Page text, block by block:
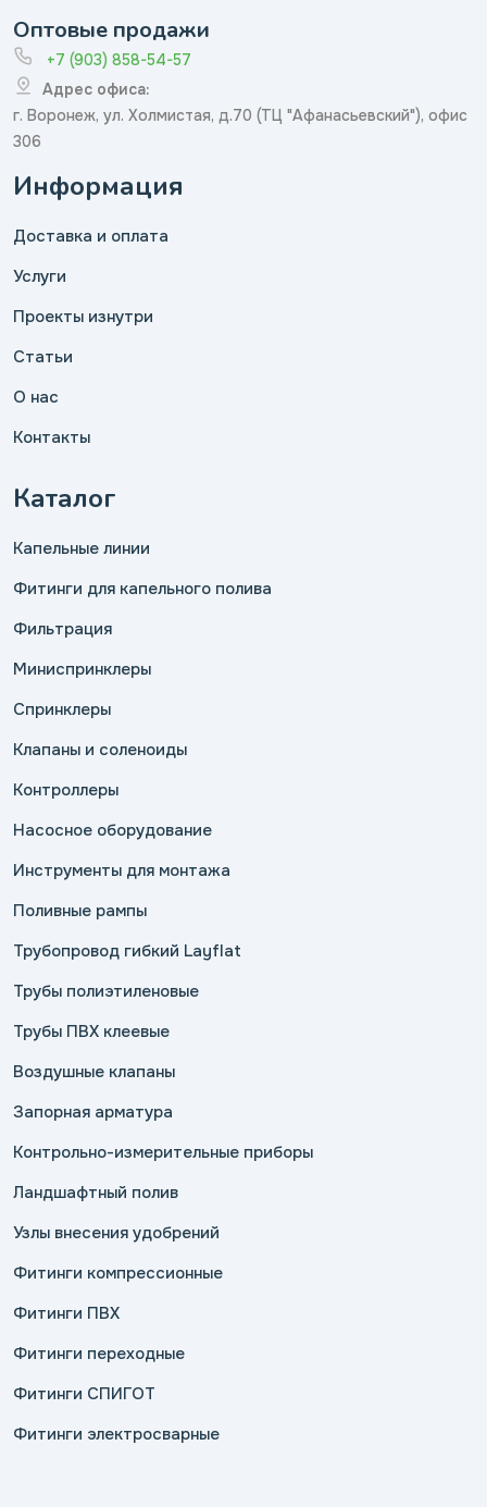
Оптовые продажи
+7 (903) 858-54-57
Адрес офиса:
г. Воронеж, ул. Холмистая, д.70 (ТЦ "Афанасьевский"), офис
306
Информация
Доставка и оплата
Услуги
Проекты изнутри
Статьи
О нас
Контакты
Каталог
Капельные линии
Фитинги для капельного полива
Фильтрация
Миниспринклеры
Спринклеры
Клапаны и соленоиды
Контроллеры
Насосное оборудование
Инструменты для монтажа
Поливные рампы
Трубопровод гибкий Layflat
Трубы полиэтиленовые
Трубы ПВХ клеевые
Воздушные клапаны
Запорная арматура
Контрольно-измерительные приборы
Ландшафтный полив
Узлы внесения удобрений
Фитинги компрессионные
Фитинги ПВХ
Фитинги переходные
Фитинги СПИГОТ
Фитинги электросварные